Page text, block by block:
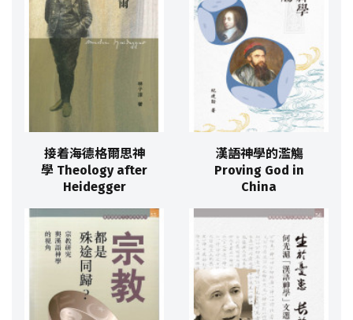
接着海德格爾思神
學 Theology after
Heidegger
漢語神學的濫觴
Proving God in
China